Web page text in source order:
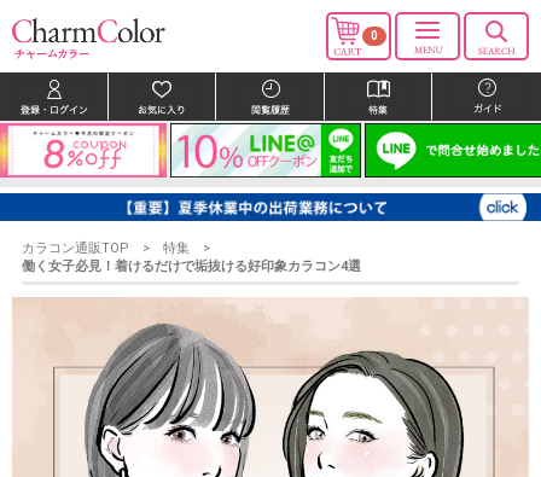
0
カラコン通販TOP
特集
働く女子必見！着けるだけで垢抜ける好印象カラコン4選